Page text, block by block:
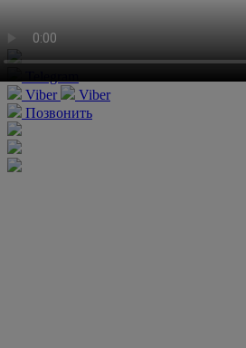
Viber
Viber
Позвонить